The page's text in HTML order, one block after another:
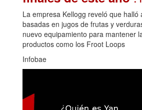
La empresa Kellogg reveló que halló
basadas en jugos de frutas y
nuevo equipamiento para mantener
productos como los Froot Loops
Infobae